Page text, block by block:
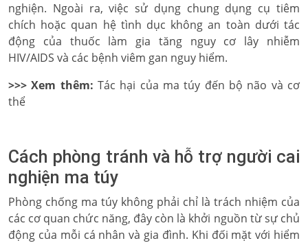
nghiện. Ngoài ra, việc sử dụng chung dụng cụ tiêm
chích hoặc quan hệ tình dục không an toàn dưới tác
động của thuốc làm gia tăng nguy cơ lây nhiễm
HIV/AIDS và các bệnh viêm gan nguy hiểm.
>>> Xem thêm: Tác hại của ma túy đến bộ não và cơ
thể
Cách phòng tránh và hỗ trợ người cai
nghiện ma túy
Phòng chống ma túy không phải chỉ là trách nhiệm của
các cơ quan chức năng, đây còn là khởi nguồn từ sự chủ
động của mỗi cá nhân và gia đình. Khi đối mặt với hiểm